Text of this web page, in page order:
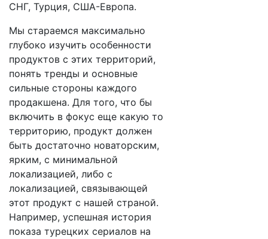
СНГ, Турция, США-Европа.
Мы стараемся максимально
глубоко изучить особенности
продуктов с этих территорий,
понять тренды и основные
сильные стороны каждого
продакшена. Для того, что бы
включить в фокус еще какую то
территорию, продукт должен
быть достаточно новаторским,
ярким, с минимальной
локализацией, либо с
локализацией, связывающей
этот продукт с нашей страной.
Например, успешная история
показа турецких сериалов на